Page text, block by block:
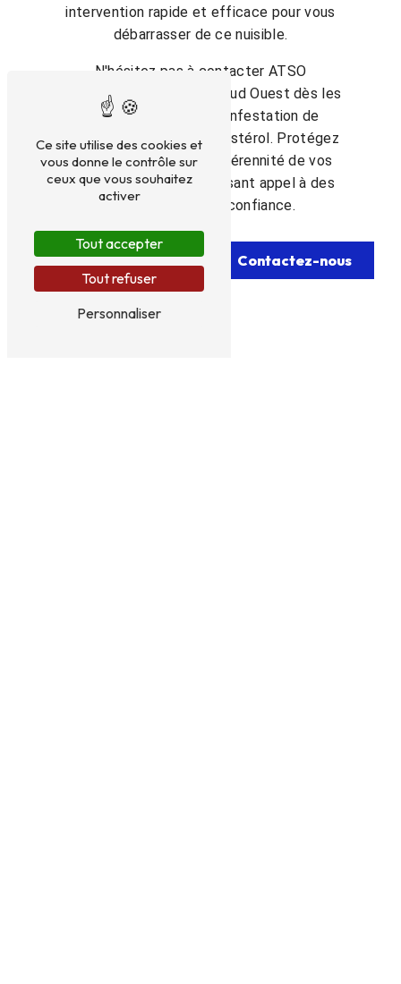
intervention rapide et efficace pour vous
débarrasser de ce nuisible.
N'hésitez pas à contacter ATSO
Assistance Traitements Sud Ouest dès les
premiers signes d'une infestation de
vrillette à Montpon-ménestérol. Protégez
vos biens et assurez la pérennité de vos
structures en bois en faisant appel à des
professionnels de confiance.
En savoir plus Contactez-nous
Ce site utilise des cookies et
vous donne le contrôle sur
ceux que vous souhaitez
activer
Tout accepter
Tout refuser
Personnaliser